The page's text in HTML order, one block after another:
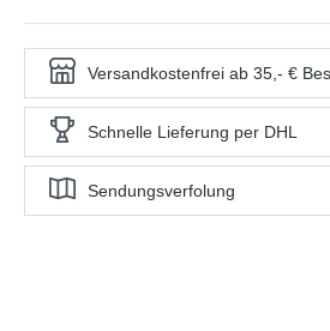
Versandkostenfrei ab 35,- €
Schnelle Lieferung per DHL
Sendungsverfolung